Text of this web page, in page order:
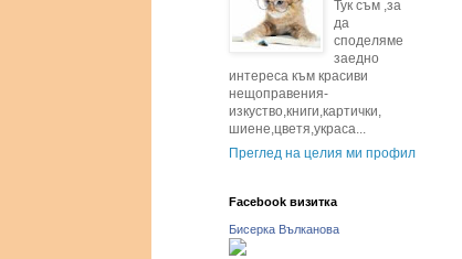
Тук съм ,за
да
споделямe
заедно
интереса към красиви
нещоправения-
изкуство,книги,картички,
шиене,цветя,украса...
Преглед на целия ми профил
Facebook визитка
Бисерка Вълканова